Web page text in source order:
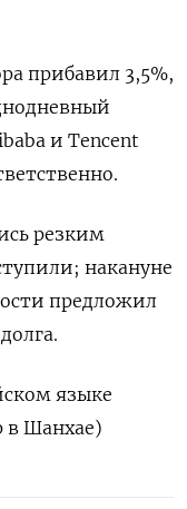
прибавил 3,5%,
и Tencent
резким
накануне
предложил
языке
в Шанхае)